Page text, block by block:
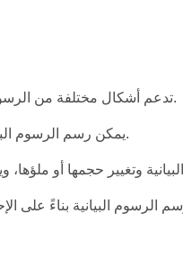
تدعم أشكال مختلفة من الرسوم البيانية، مثل الخط والدائرة والقوس والمنحنى.
يمكن رسم الرسوم البيانية في أي موقع على الصفحة يحدده الإحداثيات.